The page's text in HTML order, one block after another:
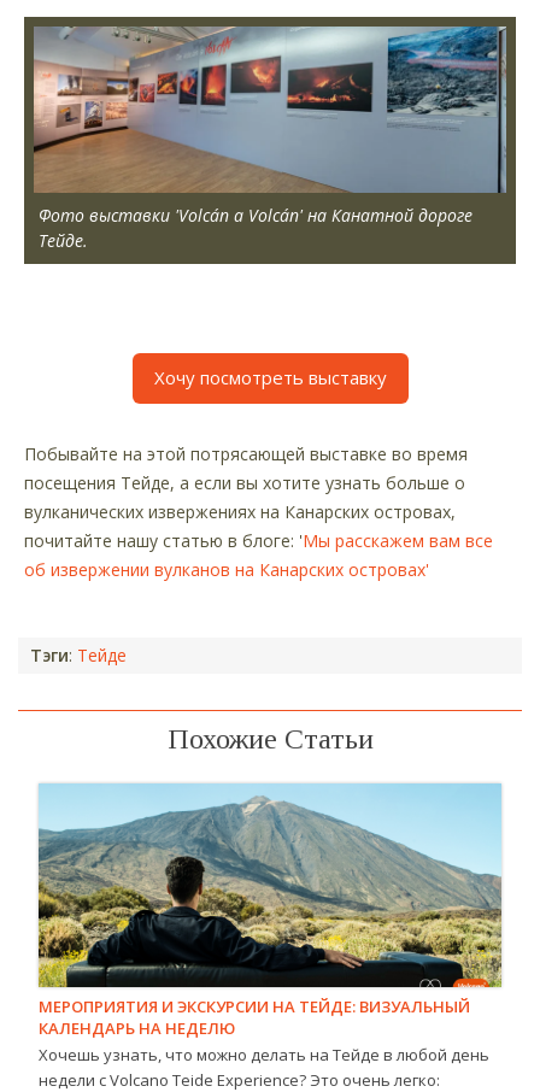
Фото выставки 'Volcán a Volcán' на Канатной дороге
Тейде.
Хочу посмотреть выставку
Побывайте на этой потрясающей выставке во время
посещения Тейде, а если вы хотите узнать больше о
вулканических извержениях на Канарских островах,
почитайте нашу статью в блоге: 'Мы расскажем вам все
об извержении вулканов на Канарских островах'
Тэги: Тейде
Похожие Статьи
МЕРОПРИЯТИЯ И ЭКСКУРСИИ НА ТЕЙДЕ: ВИЗУАЛЬНЫЙ
КАЛЕНДАРЬ НА НЕДЕЛЮ
Хочешь узнать, что можно делать на Тейде в любой день
недели с Volcano Teide Experience? Это очень легко: